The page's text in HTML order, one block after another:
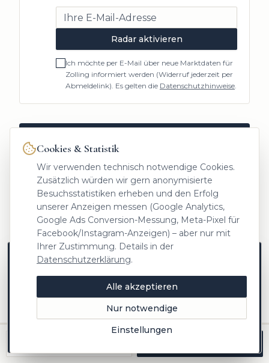
Radar aktivieren
Ich möchte per E-Mail über neue Marktdaten für
Zolling informiert werden (Widerruf jederzeit per
Abmeldelink). Es gelten die Datenschutzhinweise.
153
VORGEMERKTE KAUFINTERESSENTEN
suchen aktuell eine Immobilie inZolling
oder Umgebung.
Aus der Käuferkartei von Heinrichs Immobilien,
täglich automatisch aktualisiert. Gut möglich,
dass Ihr Käufer schon dabei ist.
Verkaufschance prüfen
Neue Objekte zuerst auf Instagram
Marktwissen aus Freising, Einblicke hinter die
Kulissen und Objekte vor allen anderen –
folgen Sie @heinrichs.immobilien.
Jetzt folgen Später
Cookies & Statistik
Wir verwenden technisch notwendige Cookies.
Zusätzlich würden wir gern anonymisierte
Besuchsstatistiken erheben und den Erfolg
unserer Anzeigen messen (Google Analytics,
Google Ads Conversion-Messung, Meta-Pixel für
Facebook/Instagram-Anzeigen) – aber nur mit
Ihrer Zustimmung. Details in der
Datenschutzerklärung.
Alle akzeptieren
Nur notwendige
Einstellungen